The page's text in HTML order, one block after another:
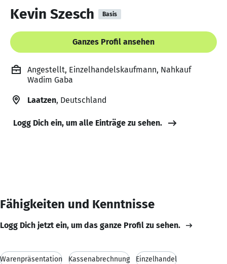
Kevin Szesch Basis
Ganzes Profil ansehen
Angestellt, Einzelhandelskaufmann, Nahkauf
Wadim Gaba
Laatzen, Deutschland
Logg Dich ein, um alle Einträge zu sehen.
Fähigkeiten und Kenntnisse
Logg Dich jetzt ein, um das ganze Profil zu sehen.
Warenpräsentation Kassenabrechnung Einzelhandel